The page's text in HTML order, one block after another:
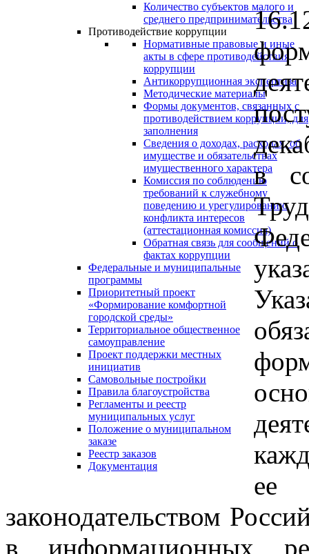
Количество субъектов малого и
среднего предпринимательства
Противодействие коррупции
Нормативные правовые и иные
акты в сфере противодействия
коррупции
Антикоррупционная экспертиза
Методические материалы
Формы документов, связанных с
противодействием коррупции, для
заполнения
Сведения о доходах, расходах, об
имуществе и обязательствах
имущественного характера
Комиссия по соблюдению
требований к служебному
поведению и урегулированию
конфликта интересов
(аттестационная комиссия)
Обратная связь для сообщений о
фактах коррупции
Федеральные и муниципальные
программы
Приоритетный проект
«Формирование комфортной
городской среды»
Территориальное общественное
самоуправление
Проект поддержки местных
инициатив
Самовольные постройки
Правила благоустройства
Регламенты и реестр
муниципальных услуг
Положение о муниципальном
заказе
Реестр заказов
Документация
в
ее
законодательством
в информационных